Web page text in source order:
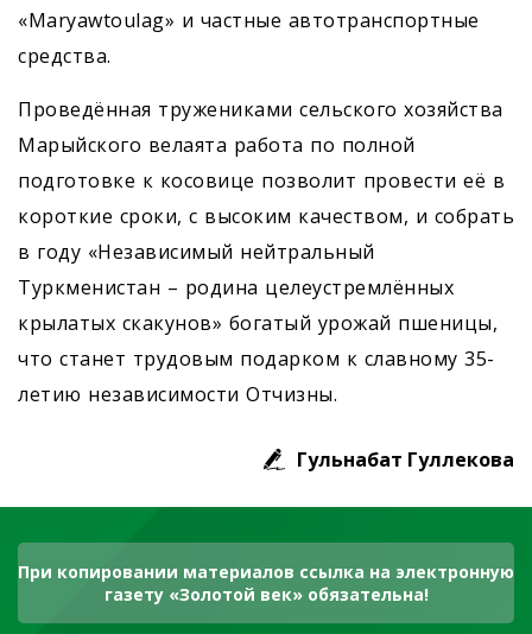
«Maryawtoulag» и частные автотранспортные
средства.
Проведённая тружениками сельского хозяйства
Марыйского велаята работа по полной
подготовке к косовице позволит провести её в
короткие сроки, с высоким качеством, и собрать
в году «Независимый нейтральный
Туркменистан – родина целеустремлённых
крылатых скакунов» богатый урожай пшеницы,
что станет трудовым подарком к славному 35-
летию независимости Отчизны.
Гульнабат Гуллекова
При копировании материалов ссылка на электронную
газету «Золотой век» обязательна!